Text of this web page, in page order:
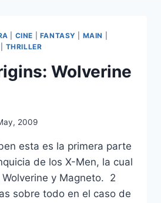
CINE FANTASY MAIN
THRILLER
Wolverine
2009
esta es la primera parte
de los X-Men, la cual
y Magneto. 2
sobre todo en el caso de